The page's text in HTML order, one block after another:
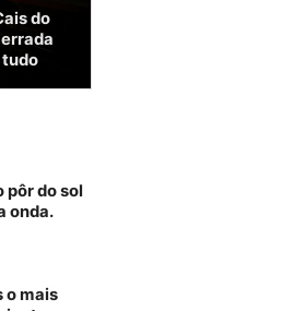
do
tudo
pôr do sol
onda.
o mais